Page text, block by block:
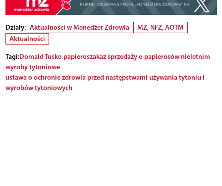
Działy: Aktualności w Menedżer Zdrowia
MZ, NFZ, AOTM
Aktualności
Tagi:Domald Tuske-papieroszakaz sprzedaży e-papierosów nieletnim
wyroby tytoniowe
ustawa o ochronie zdrowia przed następstwami używania tytoniu i
wyrobów tytoniowych